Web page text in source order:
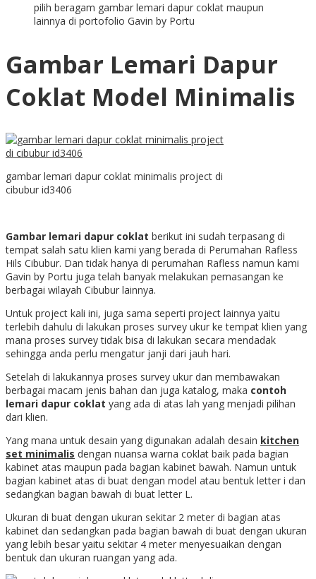
pilih beragam gambar lemari dapur coklat maupun
lainnya di portofolio Gavin by Portu
Gambar Lemari Dapur
Coklat Model Minimalis
gambar lemari dapur coklat minimalis project di
cibubur id3406
Gambar lemari dapur coklat berikut ini sudah terpasang di
tempat salah satu klien kami yang berada di Perumahan Rafless
Hils Cibubur. Dan tidak hanya di perumahan Rafless namun kami
Gavin by Portu juga telah banyak melakukan pemasangan ke
berbagai wilayah Cibubur lainnya.
Untuk project kali ini, juga sama seperti project lainnya yaitu
terlebih dahulu di lakukan proses survey ukur ke tempat klien yang
mana proses survey tidak bisa di lakukan secara mendadak
sehingga anda perlu mengatur janji dari jauh hari.
Setelah di lakukannya proses survey ukur dan membawakan
berbagai macam jenis bahan dan juga katalog, maka contoh
lemari dapur coklat yang ada di atas lah yang menjadi pilihan
dari klien.
Yang mana untuk desain yang digunakan adalah desain kitchen
set minimalis dengan nuansa warna coklat baik pada bagian
kabinet atas maupun pada bagian kabinet bawah. Namun untuk
bagian kabinet atas di buat dengan model atau bentuk letter i dan
sedangkan bagian bawah di buat letter L.
Ukuran di buat dengan ukuran sekitar 2 meter di bagian atas
kabinet dan sedangkan pada bagian bawah di buat dengan ukuran
yang lebih besar yaitu sekitar 4 meter menyesuaikan dengan
bentuk dan ukuran ruangan yang ada.